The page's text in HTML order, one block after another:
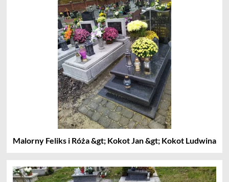
Malorny Feliks i Róża &gt; Kokot Jan &gt; Kokot Ludwina